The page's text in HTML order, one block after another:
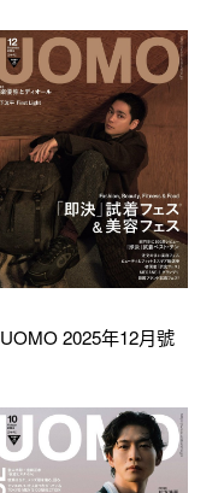
UOMO 2025年12月號